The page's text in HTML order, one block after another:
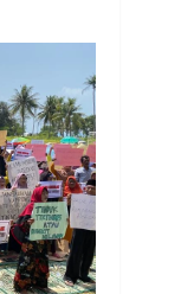
untuk
0